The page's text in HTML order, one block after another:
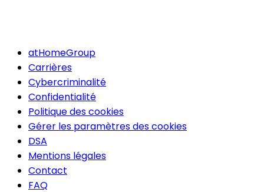
atHomeGroup
Carrières
Cybercriminalité
Confidentialité
Politique des cookies
Gérer les paramètres des cookies
DSA
Mentions légales
Contact
FAQ